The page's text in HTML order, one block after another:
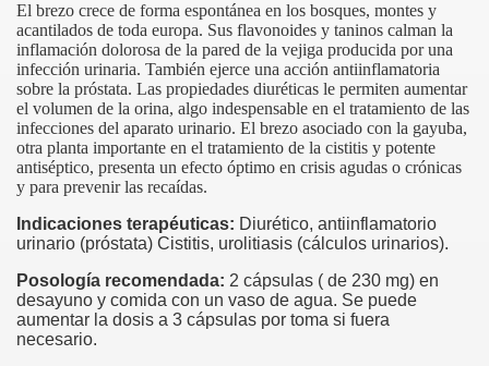
El brezo crece de forma espontánea en los bosques, montes y
acantilados de toda europa. Sus flavonoides y taninos calman la
inflamación dolorosa de la pared de la vejiga producida por una
infección urinaria. También ejerce una acción antiinflamatoria
sobre la próstata. Las propiedades diuréticas le permiten aumentar
el volumen de la orina, algo indespensable en el tratamiento de las
infecciones del aparato urinario. El brezo asociado con la gayuba,
otra planta importante en el tratamiento de la cistitis y potente
antiséptico, presenta un efecto óptimo en crisis agudas o crónicas
y para prevenir las recaídas.
Indicaciones terapéuticas: Diurético, antiinflamatorio
urinario (próstata) Cistitis, urolitiasis (cálculos urinarios).
Posología recomendada: 2 cápsulas ( de 230 mg) en
desayuno y comida con un vaso de agua. Se puede
aumentar la dosis a 3 cápsulas por toma si fuera
necesario.